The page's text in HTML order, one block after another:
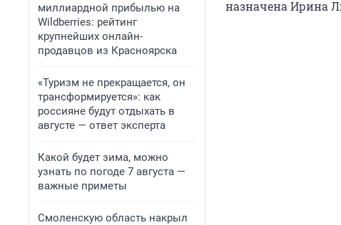
миллиардной прибылью на
Wildberries: рейтинг
крупнейших онлайн-
продавцов из Красноярска
«Туризм не прекращается, он
трансформируется»: как
россияне будут отдыхать в
августе — ответ эксперта
Какой будет зима, можно
узнать по погоде 7 августа —
важные приметы
Смоленскую область накрыл
назначена Ирина